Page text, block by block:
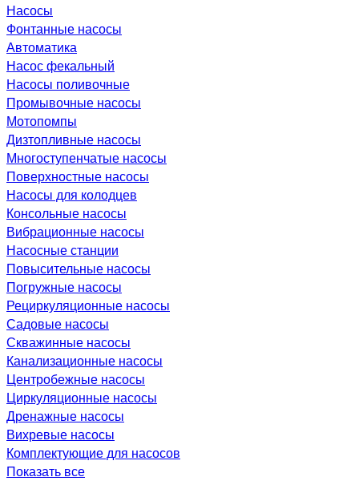
Насосы
Фонтанные насосы
Автоматика
Насос фекальный
Насосы поливочные
Промывочные насосы
Мотопомпы
Дизтопливные насосы
Многоступенчатые насосы
Поверхностные насосы
Насосы для колодцев
Консольные насосы
Вибрационные насосы
Насосные станции
Повысительные насосы
Погружные насосы
Рециркуляционные насосы
Садовые насосы
Скважинные насосы
Канализационные насосы
Центробежные насосы
Циркуляционные насосы
Дренажные насосы
Вихревые насосы
Комплектующие для насосов
Показать все